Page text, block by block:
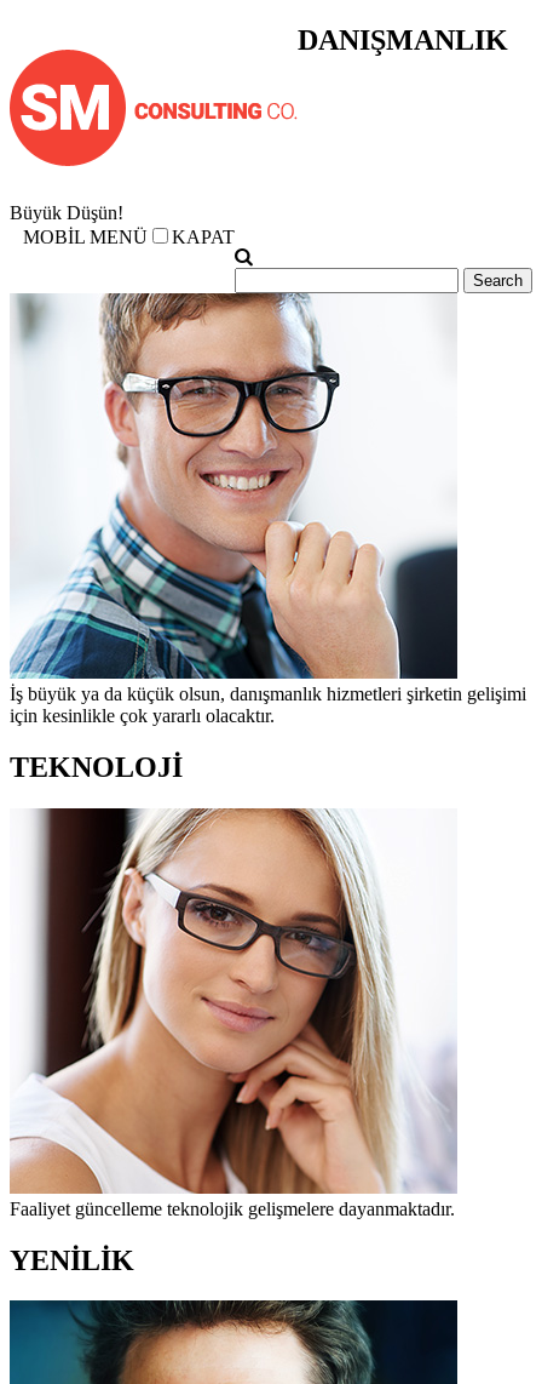
Büyük Düşün!
MOBİL MENÜ
KAPAT
DANIŞMANLIK
İş büyük ya da küçük olsun, danışmanlık hizmetleri şirketin gelişimi
için kesinlikle çok yararlı olacaktır.
TEKNOLOJİ
Faaliyet güncelleme teknolojik gelişmelere dayanmaktadır.
YENİLİK